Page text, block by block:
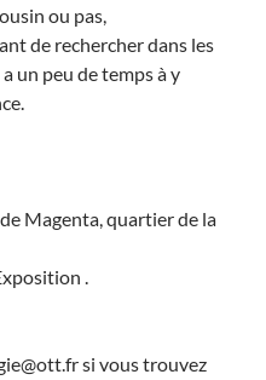
ou pas,
de rechercher dans les
un peu de temps à y
Magenta, quartier de la
.
si vous trouvez